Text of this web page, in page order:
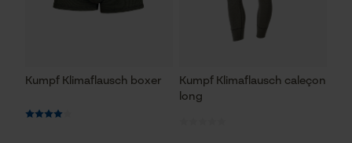
Kumpf Klimaflausch boxer
Kumpf Klimaflausch caleçon
long